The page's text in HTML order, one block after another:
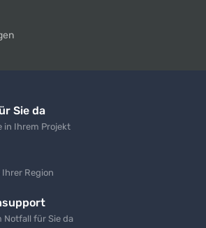
Sie da
in Ihrem Projekt
Ihrer Region
Notfall für Sie da